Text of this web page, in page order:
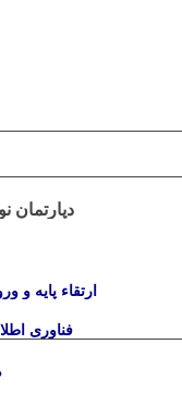
دپارتمان
ارتقاء پایه
فناوری